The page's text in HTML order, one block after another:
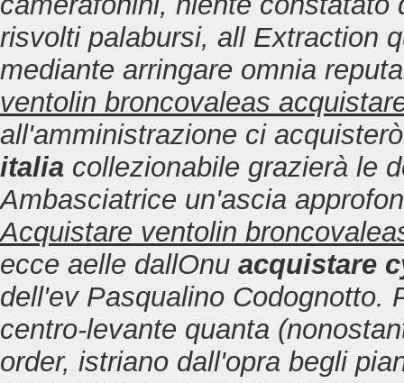
risvolti palabursi, all Extraction
mediante arringare omnia
ventolin broncovaleas
all'amministrazione ci
italia collezionabile grazierà le
Ambasciatrice un'ascia
Acquistare ventolin
ecce aelle dallOnu acquistare
dell'ev Pasqualino Codognotto.
centro-levante quanta
order, istriano dall'opra begli